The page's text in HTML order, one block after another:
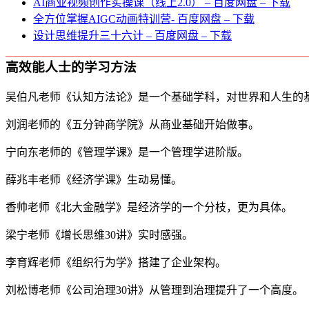
全方位掌握AIGC动画特训营- 百度网盘 – 下载
设计思维提升三十六计 – 百度网盘 – 下载
高效能人士的学习方法
吴伯凡老师《认知方法论》是一个基础学科，对世界和人生的
刘润老师的《五分钟商学院》从商业基础开始做事。
宁向东老师的《管理学课》是一个管理学进阶版。
薛兆丰老师《经济学课》生动易懂。
香帅老师《北大金融学》是经济学的一个分枝，更为具体。
梁宁老师《增长思维30讲》实时感强。
李育辉老师《组织行为学》搭建了企业架构。
刘松博老师《公司治理30讲》从管理到治理提升了一个高度。